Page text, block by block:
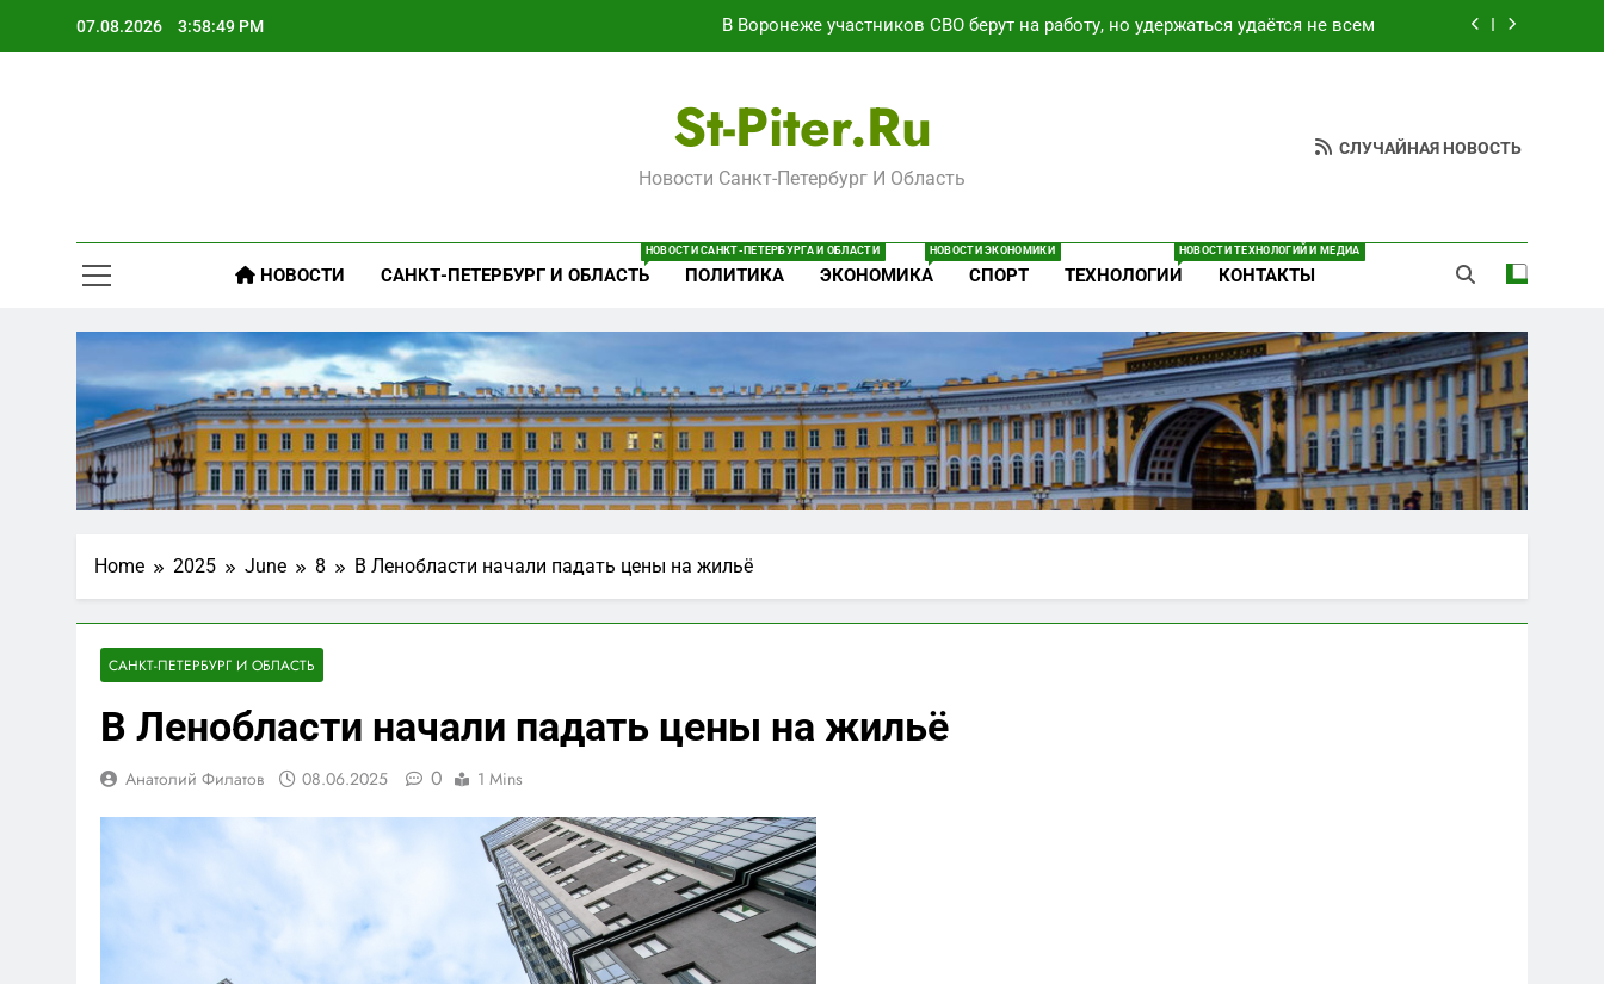
07.08.2026 3:58:50 PM
В Воронеже участников СВО берут на работу, но удержаться удаётся не всем
Что происходит в калининградском анклаве: военные изымают спирт «для защиты Отечества»
Дочь генерал-полковника Евгения Бурдинского оказывает платные услуги по вопросам военной
Путёвки есть – мест нет: скандал в военном санатории Владивостока
Что происходит в калининградском анклаве: военные изымают спирт «для защиты Отечества»
St-Piter.ru
Новости Санкт-Петербург И Область
СЛУЧАЙНАЯ НОВОСТЬ
НОВОСТИ САНКТ-ПЕТЕРБУРГ И ОБЛАСТЬ
НОВОСТИ САНКТ-ПЕТЕРБУРГА И ОБЛАСТИ
ПОЛИТИКА ЭКОНОМИКА
НОВОСТИ ЭКОНОМИКИ
СПОРТ ТЕХНОЛОГИИ
НОВОСТИ ТЕХНОЛОГИЙ И МЕДИА
КОНТАКТЫ
Home 2025 June 8 В Ленобласти начали падать цены на жильё
САНКТ-ПЕТЕРБУРГ И ОБЛАСТЬ
В Ленобласти начали падать цены на жильё
Анатолий Филатов 08.06.2025 0 1 Mins